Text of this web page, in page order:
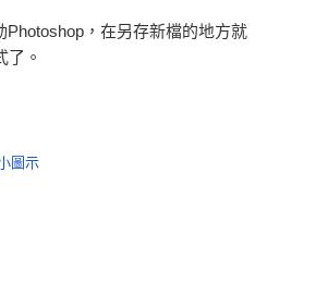
Photoshop，在另存新檔的地方就
了。
圖示